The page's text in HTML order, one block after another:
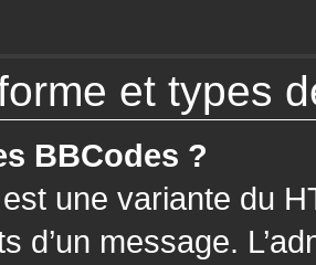
et types
BBCodes ?
une variante du
d’un message.